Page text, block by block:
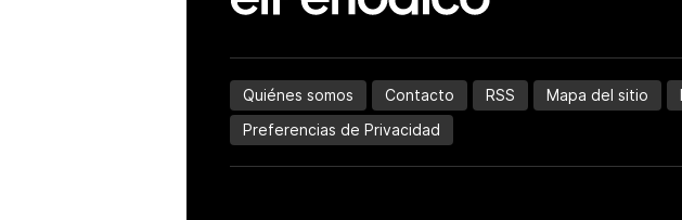
Quiénes somos Contacto RSS Mapa del sitio
Preferencias de Privacidad